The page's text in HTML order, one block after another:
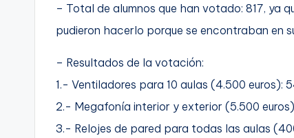
– Total de alumnos que han votado: 817, ya
pudieron hacerlo porque se encontraban en
– Resultados de la votación:
1.- Ventiladores para 10 aulas (4.500 euros):
2.- Megafonía interior y exterior (5.500
3.- Relojes de pared para todas las aulas